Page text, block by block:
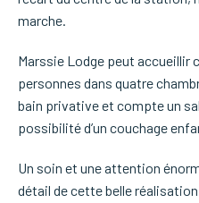
marche.
Marssie Lodge peut accueillir
personnes dans quatre
bain privative et compte un
possibilité d’un couchage
Un soin et une attention
détail de cette belle